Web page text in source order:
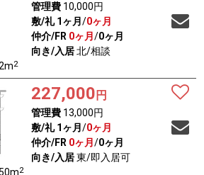
2
管理費10,000円
敷/礼 1ヶ月 /0ヶ月
仲介/FR 0ヶ月 /0ヶ月
向き/入居北/相談
2
227,000 円
管理費13,000円
敷/礼 1ヶ月 /0ヶ月
仲介/FR 0ヶ月 /0ヶ月
向き/入居東/即入居可